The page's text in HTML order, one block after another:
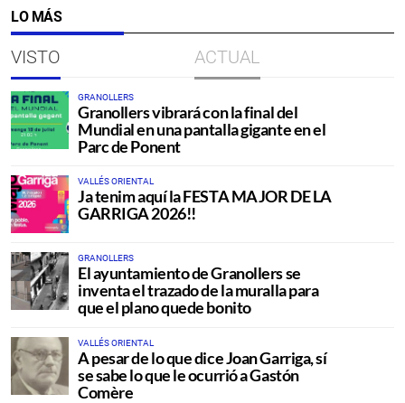
LO MÁS
VISTO ACTUAL
GRANOLLERS
Granollers vibrará con la final del
Mundial en una pantalla gigante en el
Parc de Ponent
VALLÉS ORIENTAL
Ja tenim aquí la FESTA MAJOR DE LA
GARRIGA 2026!!
GRANOLLERS
El ayuntamiento de Granollers se
inventa el trazado de la muralla para
que el plano quede bonito
VALLÉS ORIENTAL
A pesar de lo que dice Joan Garriga, sí
se sabe lo que le ocurrió a Gastón
Comère